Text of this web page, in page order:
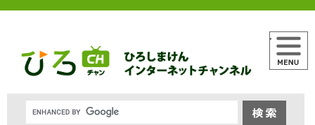
メニュー